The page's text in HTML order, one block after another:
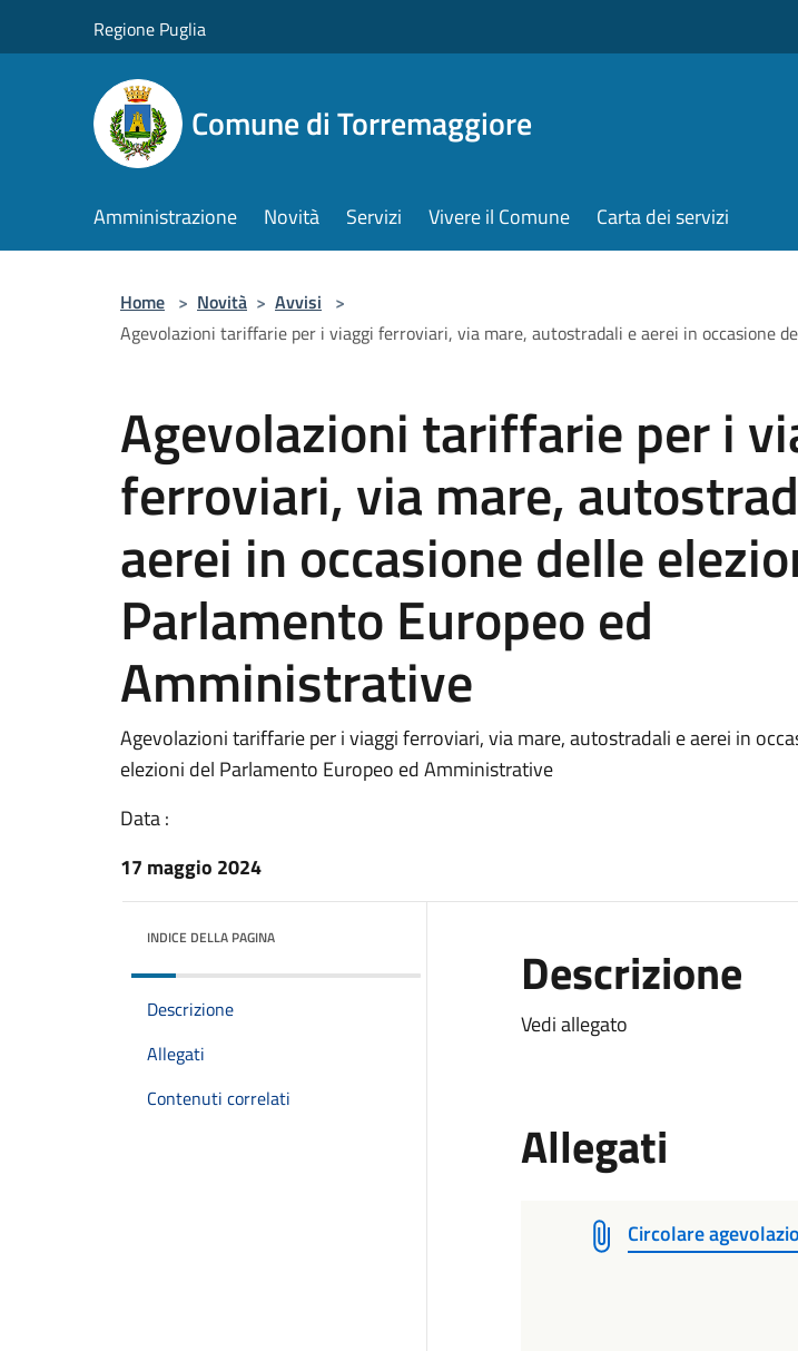
Regione Puglia
Comune di Torremaggiore
Amministrazione Novità Servizi Vivere il Comune Carta dei servizi
Home > Novità > Avvisi >
Agevolazioni tariffarie per i viaggi ferroviari, via mare, autostradali e aerei in occasione
Agevolazioni tariffarie per i
ferroviari, via mare,
aerei in occasione delle
Parlamento Europeo ed
Amministrative
Agevolazioni tariffarie per i viaggi ferroviari, via mare, autostradali e aerei in
elezioni del Parlamento Europeo ed Amministrative
Data :
17 maggio 2024
INDICE DELLA PAGINA
Descrizione
Allegati
Contenuti correlati
Descrizione
Vedi allegato
Allegati
Circolare